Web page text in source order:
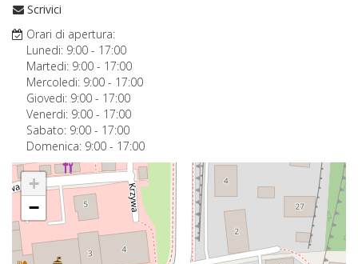
Scrivici
Orari di apertura:
Lunedi: 9:00 - 17:00
Martedi: 9:00 - 17:00
Mercoledi: 9:00 - 17:00
Giovedi: 9:00 - 17:00
Venerdi: 9:00 - 17:00
Sabato: 9:00 - 17:00
Domenica: 9:00 - 17:00
+
−